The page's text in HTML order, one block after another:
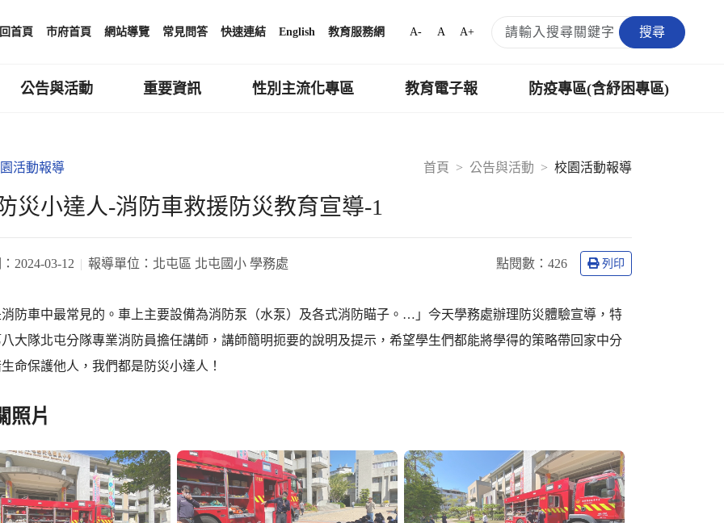
回首頁 市府首頁 網站導覽 常見問答 快速連結 English 教育服務網 A- A A+ 搜尋
公告與活動 重要資訊 性別主流化專區 教育電子報 防疫專區(含紓困專區)
首頁 公告與活動 校園活動報導
活動報導
災小達人-消防車救援防災教育宣導-1
2024-03-12 報導單位： 北屯區 北屯國小 學務處 點閱數： 426 列印
防車中最常見的。車上主要設備為消防泵（水泵）及各式消防瞄子。…」今天學務處辦理防災體驗宣導，特
大隊北屯分隊專業消防員擔任講師，講師簡明扼要的說明及提示，希望學生們都能將學得的策略帶回家中分
命保護他人，我們都是防災小達人！
照片